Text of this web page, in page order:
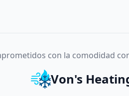
con la comodidad
Von's